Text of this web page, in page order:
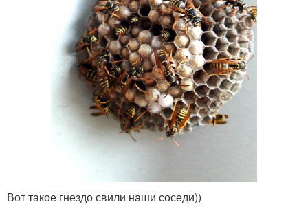
Вот такое гнездо свили наши соседи))